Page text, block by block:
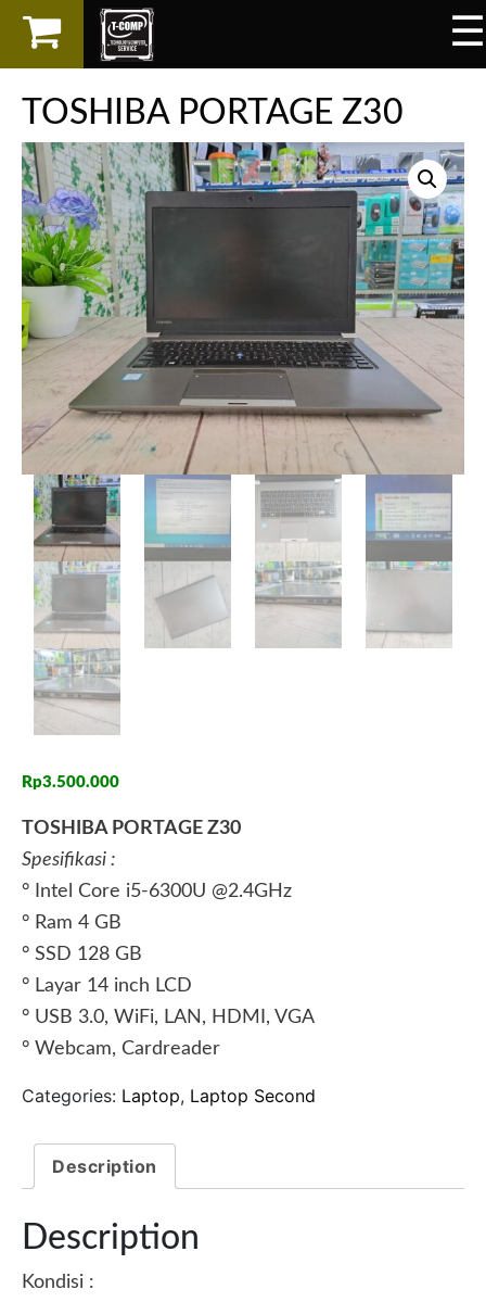
☰
×
LAPTOP
SPAREPART
AKSESORIS
SERVICES
TOSHIBA PORTAGE Z30
Rp3.500.000
TOSHIBA PORTAGE Z30
Spesifikasi :
° Intel Core i5-6300U @2.4GHz
° Ram 4 GB
° SSD 128 GB
° Layar 14 inch LCD
° USB 3.0, WiFi, LAN, HDMI, VGA
° Webcam, Cardreader
Categories: Laptop, Laptop Second
Description
Description
Kondisi :